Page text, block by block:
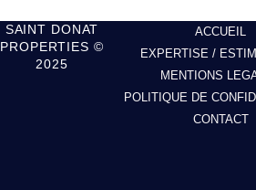
SAINT DONAT
PROPERTIES ©
2025
ACCUEIL
EXPERTISE /
MENTIONS
POLITIQUE DE
CONTACT